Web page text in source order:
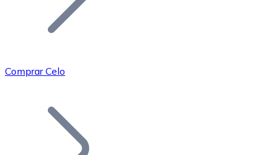
Bitcoin
Comprar Celo